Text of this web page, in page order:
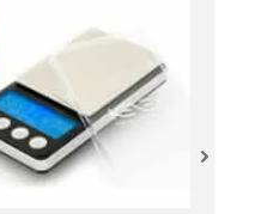
88,57
Añadir al carrito